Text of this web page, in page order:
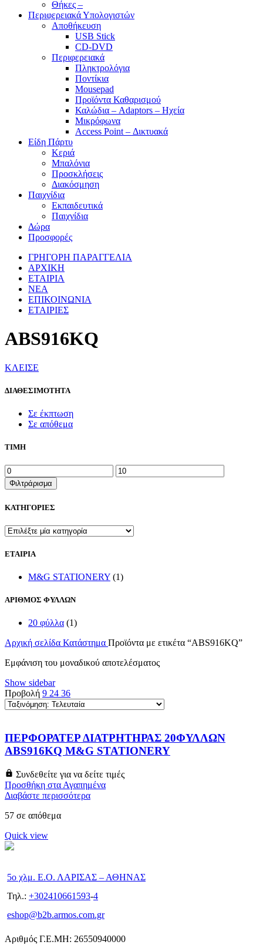
Θήκες –
Περιφερειακά Υπολογιστών
Αποθήκευση
USB Stick
CD-DVD
Περιφερειακά
Πληκτρολόγια
Ποντίκια
Mousepad
Προϊόντα Καθαρισμού
Καλώδια – Adaptors – Ηχεία
Μικρόφωνα
Access Point – Δικτυακά
Είδη Πάρτυ
Κεριά
Μπαλόνια
Προσκλήσεις
Διακόσμηση
Παιχνίδια
Εκπαιδευτικά
Παιχνίδια
Δώρα
Προσφορές
ΓΡΗΓΟΡΗ ΠΑΡΑΓΓΕΛΙΑ
ΑΡΧΙΚΗ
ΕΤΑΙΡΙΑ
ΝΕΑ
ΕΠΙΚΟΙΝΩΝΙΑ
ΕΤΑΙΡΙΕΣ
ABS916KQ
ΚΛΕΙΣΕ
ΔΙΑΘΕΣΙΜΟΤΗΤΑ
Σε έκπτωση
Σε απόθεμα
ΤΙΜΗ
Ελάχιστη
τιμή
Μέγιστη
τιμή
Φιλτράρισμα
ΚΑΤΗΓΟΡΙΕΣ
ΕΤΑΙΡΙΑ
M&G STATIONERY (1)
ΑΡΙΘΜΟΣ ΦΥΛΛΩΝ
20 φύλλα (1)
Αρχική σελίδα Κατάστημα Προϊόντα με ετικέτα “ABS916KQ”
Εμφάνιση του μοναδικού αποτελέσματος
Show sidebar
Προβολή 9 24 36
ΠΕΡΦΟΡΑΤΕΡ ΔΙΑΤΡΗΤΗΡΑΣ 20ΦΥΛΛΩΝ
ABS916KQ M&G STATIONERY
Συνδεθείτε για να δείτε τιμές
Προσθήκη στα Αγαπημένα
Διαβάστε περισσότερα
57 σε απόθεμα
Quick view
5ο χλμ. Ε.Ο. ΛΑΡΙΣΑΣ – ΑΘΗΝΑΣ
Τηλ.: +302410661593-4
eshop@b2b.armos.com.gr
Αριθμός Γ.Ε.ΜΗ: 26550940000